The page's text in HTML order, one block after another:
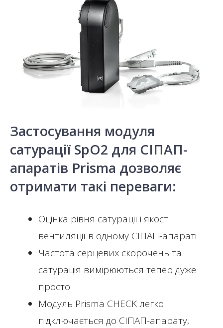
Застосування модуля
сатурації SpO2 для СІПАП-
апаратів Prisma дозволяє
отримати такі переваги:
Оцінка рівня сатурації і якості
вентиляції в одному СІПАП-апараті
Частота серцевих скорочень та
сатурація вимірюються тепер дуже
просто
Модуль Prisma CHECK легко
підключається до СІПАП-апарату,